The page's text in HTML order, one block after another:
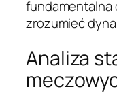
fundamentalna
zrozumieć
Analiza